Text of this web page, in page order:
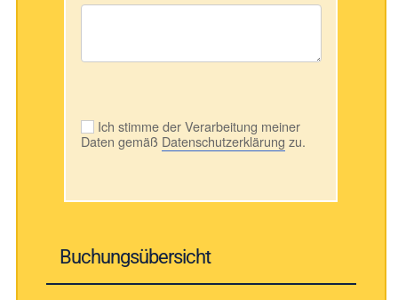
Ich stimme der Verarbeitung meiner
Daten gemäß Datenschutzerklärung zu.
Buchungsübersicht